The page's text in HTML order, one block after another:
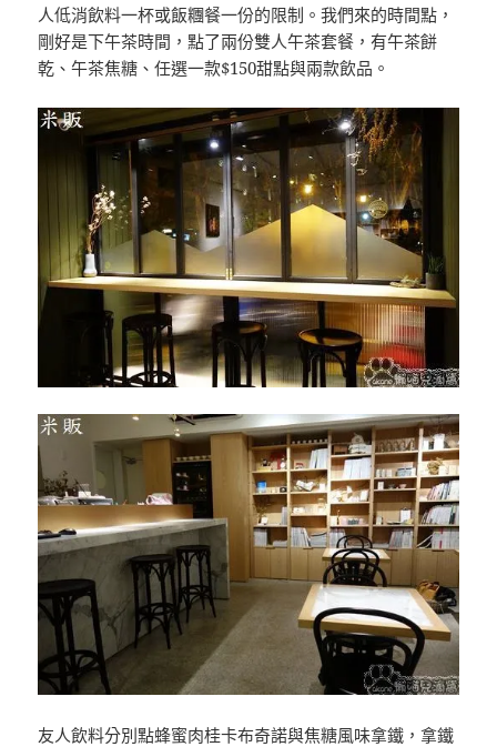
人低消飲料一杯或飯糰餐一份的限制。我們來的時間點，
剛好是下午茶時間，點了兩份雙人午茶套餐，有午茶餅
乾、午茶焦糖、任選一款$150甜點與兩款飲品。
友人飲料分別點蜂蜜肉桂卡布奇諾與焦糖風味拿鐵，拿鐵